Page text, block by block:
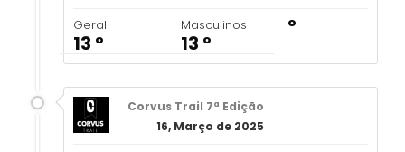
Geral
13 º
Masculinos
13 º
º
Corvus Trail 7ª Edição
16, Março de 2025